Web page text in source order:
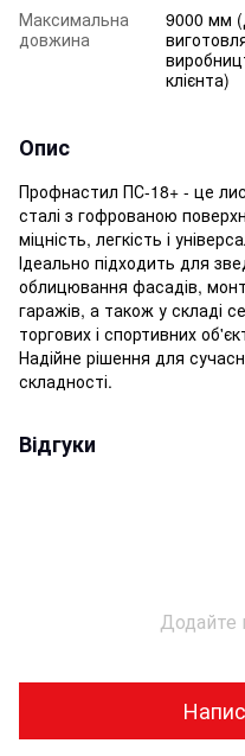
Максимальна
довжина
9000 мм
клієнта)
Опис
Профнастил ПС-18+ - це
сталі з гофрованою
міцність, легкість і
Ідеально підходить для
облицювання фасадів,
гаражів, а також у складі
торгових і спортивних
Надійне рішення для
складності.
Відгуки
Додайте